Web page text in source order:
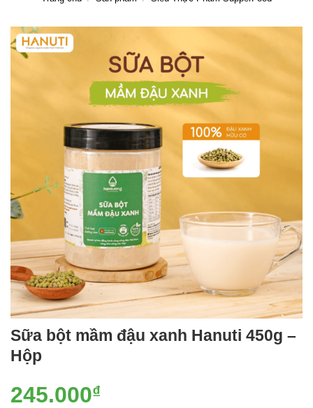
Sữa bột mầm đậu xanh Hanuti 450g –
Hộp
245.000₫